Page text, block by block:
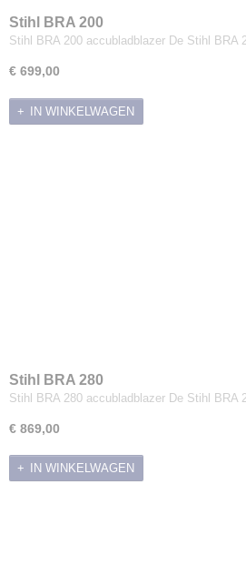
Stihl BRA 200
Stihl BRA 200 accubladblazer De Stihl BRA
€ 699,00
IN WINKELWAGEN
Stihl BRA 280
Stihl BRA 280 accubladblazer De Stihl BRA
€ 869,00
IN WINKELWAGEN